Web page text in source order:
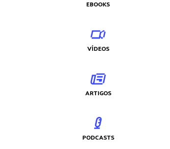
EBOOKS
VÍDEOS
ARTIGOS
PODCASTS